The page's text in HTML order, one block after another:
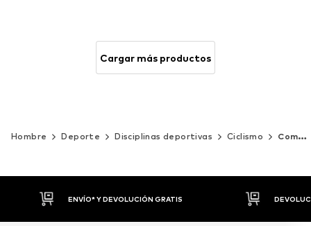
Cargar más productos
Hombre Deporte Disciplinas deportivas Ciclismo Complementos
DEVOLUCIONES HASTA 30 DÍAS